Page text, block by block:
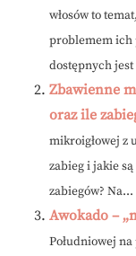
włosów to
problemem ich
dostępnych
Zbawienne
oraz ile
mikroigłowej z
zabieg i jakie
zabiegów? Na...
Awokado –
Południowej